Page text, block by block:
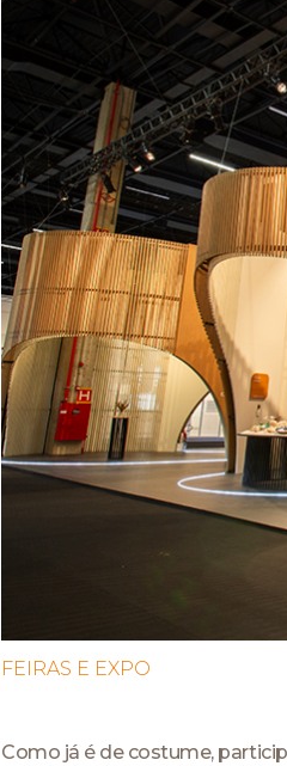
FEIRAS E EXPO
Como já é de costume,